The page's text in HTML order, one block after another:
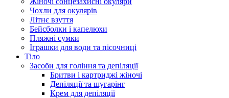
Чохли для окулярів
Літнє взуття
Бейсболки і капелюхи
Пляжні сумки
Іграшки для води та пісочниці
Тіло
Засоби для гоління та депіляції
Бритви і картриджі жіночі
Депіляції та шугарінг
Крем для депіляції